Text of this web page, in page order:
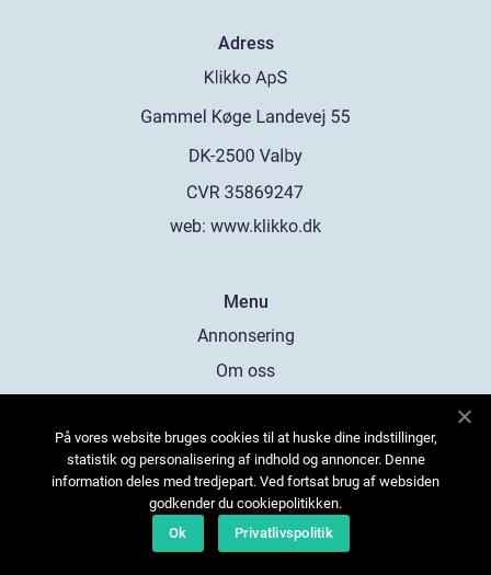
Adress
web: www.klikko.dk
Menu
Annonsering
Om oss
Kontakta oss
Sitemap
På vores website bruges cookies til at huske dine indstillinger,
statistik og personalisering af indhold og annoncer. Denne
information deles med tredjepart. Ved fortsat brug af websiden
godkender du cookiepolitikken.
Ok
Privatlivspolitik